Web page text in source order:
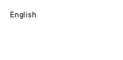
English